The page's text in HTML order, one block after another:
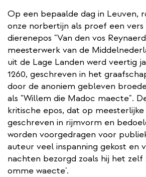
Op een bepaalde dag in Leuven,
onze norbertijn als proef een
dierenepos "Van den vos
meesterwerk van de
uit de Lage Landen werd veertig
1260, geschreven in het
door de anoniem gebleven
als "Willem die Madoc maecte".
kritische epos, dat op meesterlijke
geschreven in rijmvorm en
worden voorgedragen voor
auteur veel inspanning gekost en
nachten bezorgd zoals hij het zelf
omme waecte'.